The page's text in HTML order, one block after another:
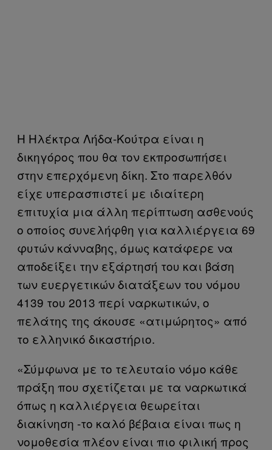
Η Ηλέκτρα Λήδα-Κούτρα είναι η
δικηγόρος που θα τον εκπροσωπήσει
στην επερχόμενη δίκη. Στο παρελθόν
είχε υπερασπιστεί με ιδιαίτερη
επιτυχία μια άλλη περίπτωση ασθενούς
ο οποίος συνελήφθη για καλλιέργεια 69
φυτών κάνναβης, όμως κατάφερε να
αποδείξει την εξάρτησή του και βάση
των ευεργετικών διατάξεων του νόμου
4139 του 2013 περί ναρκωτικών, ο
πελάτης της άκουσε «ατιμώρητος» από
το ελληνικό δικαστήριο.
«Σύμφωνα με το τελευταίο νόμο κάθε
πράξη που σχετίζεται με τα ναρκωτικά
όπως η καλλιέργεια θεωρείται
διακίνηση -το καλό βέβαια είναι πως η
νομοθεσία πλέον είναι πιο φιλική προς